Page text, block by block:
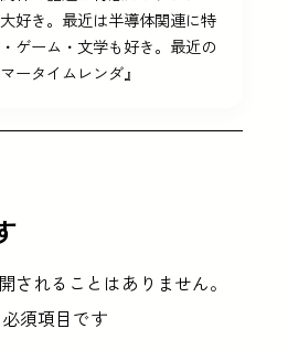
好き。最近は半導体関連に特
ゲーム・文学も好き。最近の
ータイムレンダ』
されることはありません。
須項目です